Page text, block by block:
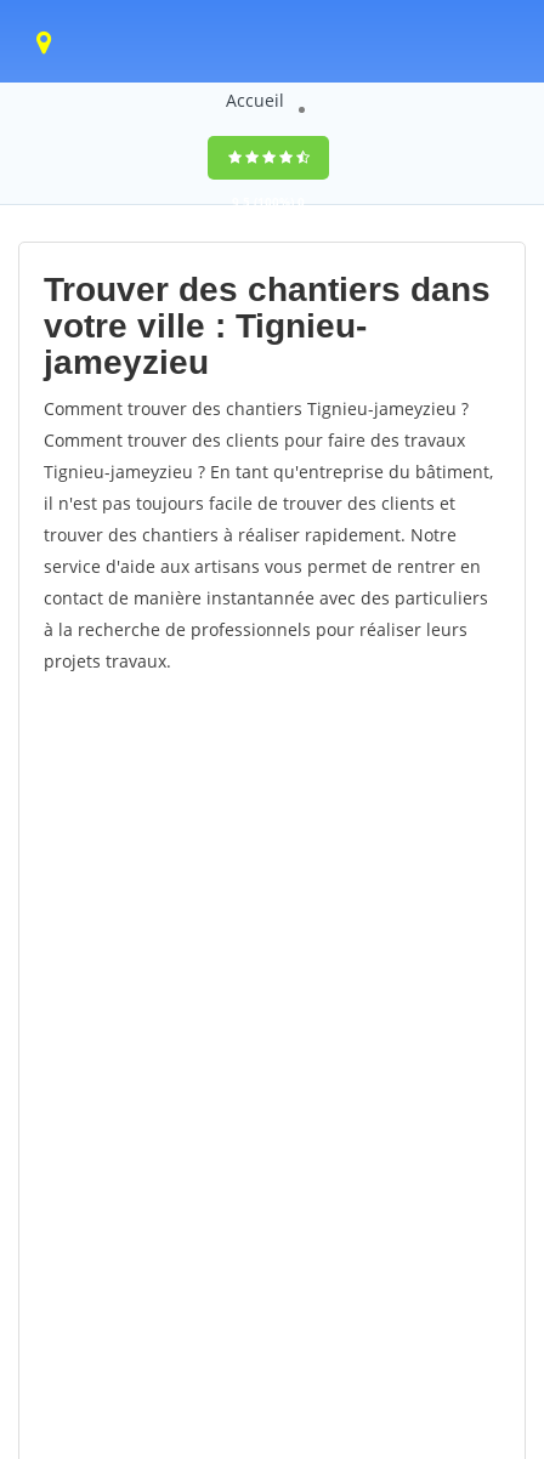
Accueil
9,5(100%)0
votes
Trouver des chantiers dans
votre ville : Tignieu-
jameyzieu
Comment trouver des chantiers Tignieu-jameyzieu ?
Comment trouver des clients pour faire des travaux
Tignieu-jameyzieu ? En tant qu'entreprise du bâtiment,
il n'est pas toujours facile de trouver des clients et
trouver des chantiers à réaliser rapidement. Notre
service d'aide aux artisans vous permet de rentrer en
contact de manière instantannée avec des particuliers
à la recherche de professionnels pour réaliser leurs
projets travaux.